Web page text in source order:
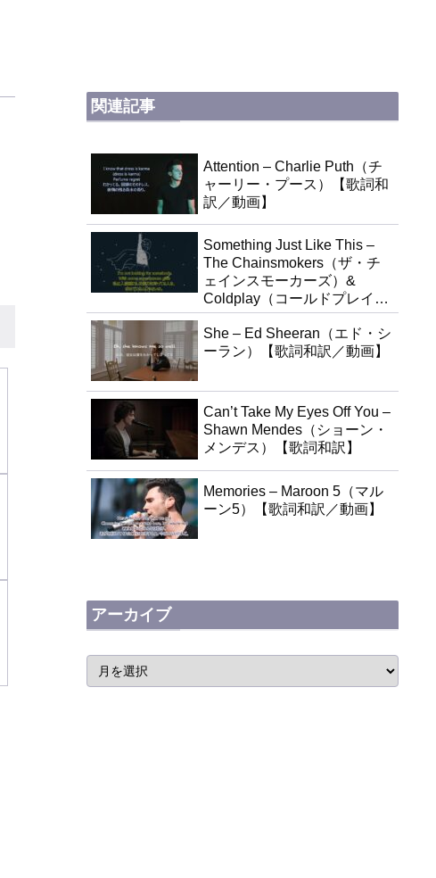
関連記事
Attention – Charlie Puth（チ
ャーリー・プース）【歌詞和
訳／動画】
Something Just Like This –
The Chainsmokers（ザ・チ
ェインスモーカーズ）&
Coldplay（コールドプレイ）
【歌詞和訳／動画】
She – Ed Sheeran（エド・シ
ーラン）【歌詞和訳／動画】
Can’t Take My Eyes Off You –
Shawn Mendes（ショーン・
メンデス）【歌詞和訳】
Memories – Maroon 5（マル
ーン5）【歌詞和訳／動画】
アーカイブ